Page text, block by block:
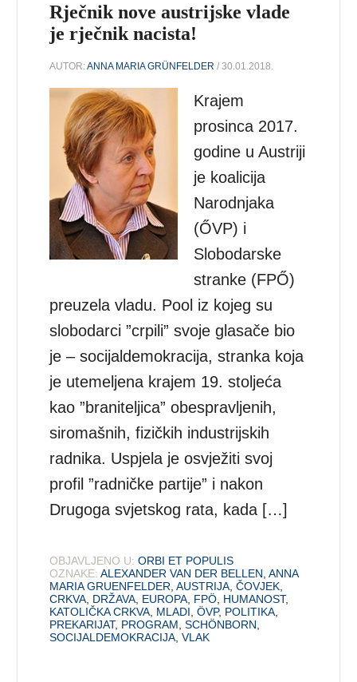
Rječnik nove austrijske vlade
je rječnik nacista!
AUTOR:ANNA MARIA GRÜNFELDER / 30.01.2018.
Krajem
prosinca 2017.
godine u Austriji
je koalicija
Narodnjaka
(ŐVP) i
Slobodarske
stranke (FPŐ)
preuzela vladu. Pool iz kojeg su
slobodarci ”crpili” svoje glasače bio
je – socijaldemokracija, stranka koja
je utemeljena krajem 19. stoljeća
kao ”braniteljica” obespravljenih,
siromašnih, fizičkih industrijskih
radnika. Uspjela je osvježiti svoj
profil ”radničke partije” i nakon
Drugoga svjetskog rata, kada […]
OBJAVLJENO U: ORBI ET POPULIS
OZNAKE: ALEXANDER VAN DER BELLEN ,ANNA
MARIA GRUENFELDER ,AUSTRIJA ,ČOVJEK
CRKVA DRŽAVA EUROPA FPÖ HUMANOST,
KATOLIČKA CRKVA MLADI ,ÖVP, POLITIKA
PREKARIJAT, PROGRAM ,SCHÖNBORN
SOCIJALDEMOKRACIJA ,VLAK